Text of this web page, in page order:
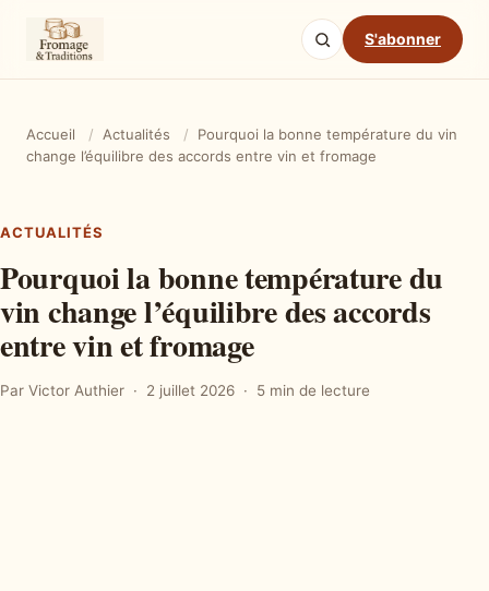
S'abonner
Accueil / Actualités /
Pourquoi la bonne température du vin
change l’équilibre des accords entre vin et fromage
ACTUALITÉS
Pourquoi la bonne température du
vin change l’équilibre des accords
entre vin et fromage
Par Victor Authier 2 juillet 2026 5 min de lecture